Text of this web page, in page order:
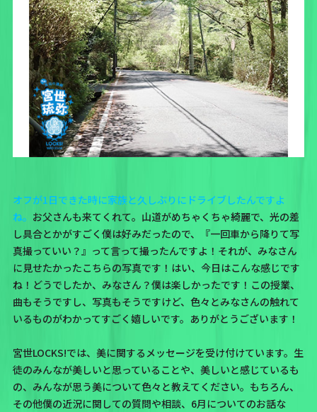
オフが1日できた時に家族と久しぶりにドライブしたんですよ
ね。 お父さんも来てくれて。山道がめちゃくちゃ綺麗で、光の差
し具合とかがすごく僕は好みだったので、『一回車から降りて写
真撮っていい？』って言って撮ったんですよ！それが、みなさん
に見せたかったこちらの写真です！はい、今日はこんな感じです
ね！どうでしたか、みなさん？僕は楽しかったです！この授業、
曲もそうですし、写真もそうですけど、色々とみなさんの触れて
いるものがわかってすごく嬉しいです。ありがとうございます！
宮世LOCKS!では、美に関するメッセージを受け付けています。生
徒のみんなが美しいと思っていることや、美しいと感じているも
の、みんなが思う美について色々と教えてください。もちろん、
その他僕の近況に関しての質問や相談、6月についてのお話な